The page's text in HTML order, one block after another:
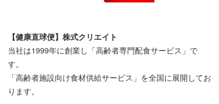
【健康直球便】株式クリエイト
当社は1999年に創業し「高齢者専門配食サービス」で
す。
「高齢者施設向け食材供給サービス」を全国に展開してお
ります。